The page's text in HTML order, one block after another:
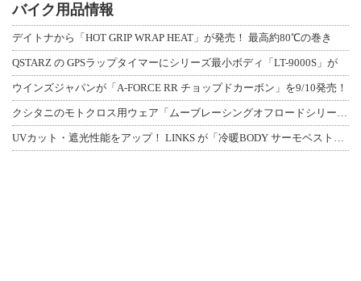
バイク用品情報
デイトナから「HOT GRIP WRAP HEAT」が発売！ 最高約80℃の巻き
QSTARZ の GPSラップタイマーにシリーズ最小ボディ「LT-9000S」が
ウインズジャパンが「A-FORCE RR チョップドカーボン」を9/10発売！